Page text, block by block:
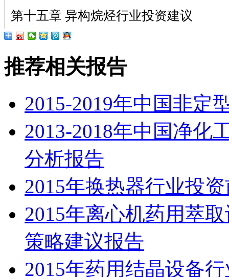
第十五章 异构烷烃行业投资建议
推荐相关报告
2015-2019年中国非定
2013-2018年中国净化
分析报告
2015年换热器行业投
2015年离心机药用萃
策略建议报告
2015年药用结晶设备